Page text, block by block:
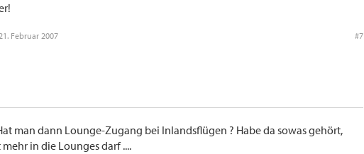
Februar 2007 #7
man dann Lounge-Zugang bei Inlandsflügen ? Habe da sowas gehört,
in die Lounges darf ....